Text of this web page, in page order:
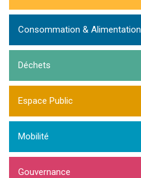
Consommation & Alimentation
Déchets
Espace Public
Mobilité
Gouvernance